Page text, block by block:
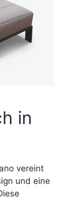
in
vereint
und eine